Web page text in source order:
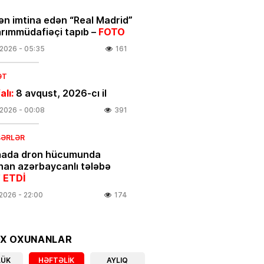
imtina edən “Real Madrid”
tapıb – FOTO
- 05:35 161
8 avqust, 2026-cı il
- 00:08 391
dron hücumunda
azərbaycanlı tələbə
- 22:00 174
direktor müavini
OXUNANLAR
HƏFTƏLIK AYLIQ